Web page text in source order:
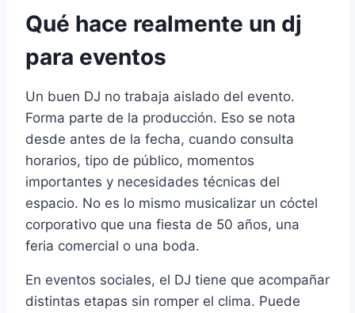
Qué hace realmente un dj
para eventos
Un buen DJ no trabaja aislado del evento.
Forma parte de la producción. Eso se nota
desde antes de la fecha, cuando consulta
horarios, tipo de público, momentos
importantes y necesidades técnicas del
espacio. No es lo mismo musicalizar un cóctel
corporativo que una fiesta de 50 años, una
feria comercial o una boda.
En eventos sociales, el DJ tiene que acompañar
distintas etapas sin romper el clima. Puede